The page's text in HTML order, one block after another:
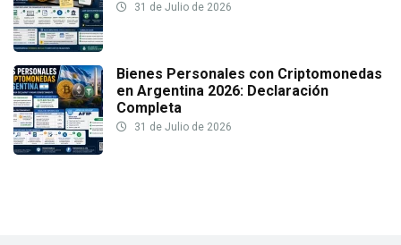
31 de Julio de 2026
Bienes Personales con Criptomonedas
en Argentina 2026: Declaración
Completa
31 de Julio de 2026